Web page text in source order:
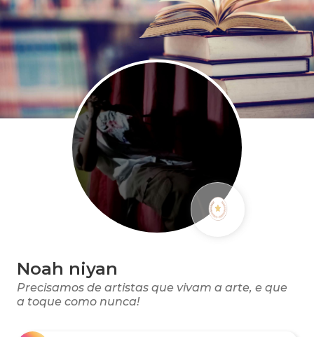
Noah niyan
Precisamos de artistas que vivam a arte, e que
a toque como nunca!